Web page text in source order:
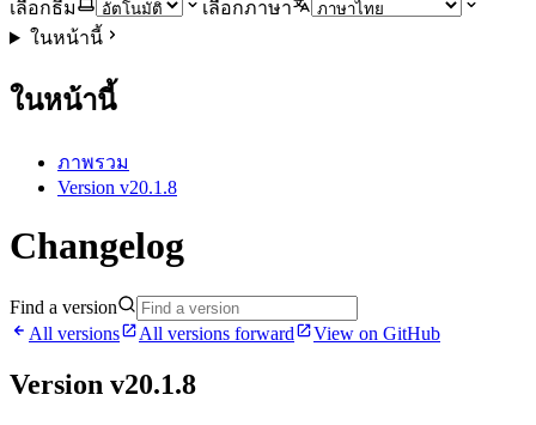
เลือกธีม
เลือกภาษา
ในหน้านี้
ในหน้านี้
ภาพรวม
Version v20.1.8
Changelog
Find a version
All versions
All versions forward View on GitHub
Version v20.1.8